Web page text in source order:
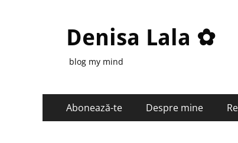
Denisa Lala ✿
blog my mind
Primary
Menu
Abonează-te Despre mine